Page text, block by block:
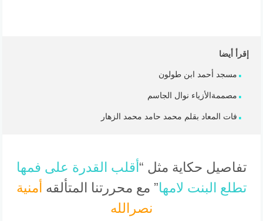
إقرأ أيضا
مسجد أحمد ابن طولون
مصممةالأزياء نوال الجاسم
فات المعاد بقلم محمد حامد محمد الزهار
تفاصيل حكاية مثل “ أقلب القدرة على فمها
تطلع البنت لامها” مع محررتنا المتألقه أمنية
نصرالله